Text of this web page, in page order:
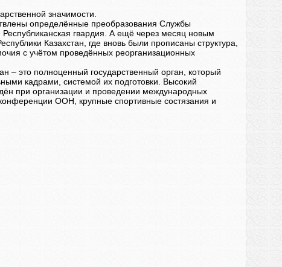
значимости.
определённые преобразования Службы
гвардия. А ещё через месяц новым
Казахстан, где вновь были прописаны структура,
с учётом проведённых реорганизационных
– это полноценный государственный орган, который
кадрами, системой их подготовки. Высокий
при организации и проведении международных
ООН, крупные спортивные состязания и